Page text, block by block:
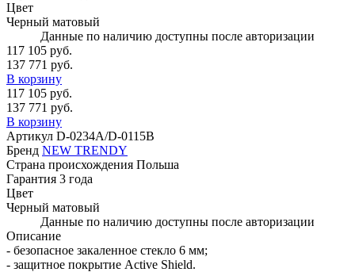
Цвет
Черный матовый
Данные по наличию доступны после авторизации
117 105 руб.
137 771 руб.
В корзину
117 105 руб.
137 771 руб.
В корзину
Артикул D-0234A/D-0115B
Бренд NEW TRENDY
Страна происхождения Польша
Гарантия 3 года
Цвет
Черный матовый
Данные по наличию доступны после авторизации
Описание
- безопасное закаленное стекло 6 мм;
- защитное покрытие Active Shield.